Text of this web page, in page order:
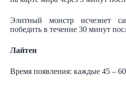
Элитный монстр исчезнет
победить в течение 30 минут
Лайтен
Время появления: каждые 45 –